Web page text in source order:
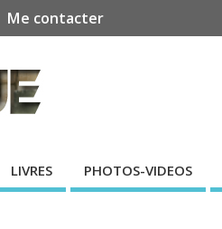
Me contacter
LIVRES PHOTOS-VIDEOS